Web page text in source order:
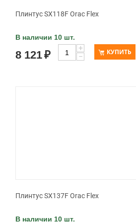
Плинтус SX118F Orac Flex
В наличии 10 шт.
8 121₽
+
−
КУПИТЬ
Плинтус SX137F Orac Flex
В наличии 10 шт.